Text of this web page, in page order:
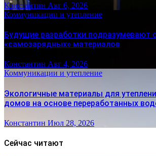
Константин Авг 6, 2026
Коммуникации и утепление
Будущие разработки подразумевают
«самозарядных» материалов
Константин Авг 4, 2026
Коммуникации и утепление
Экологичные материалы для
домов на основе переработанных
Константин Июл 28, 2026
Сейчас читают